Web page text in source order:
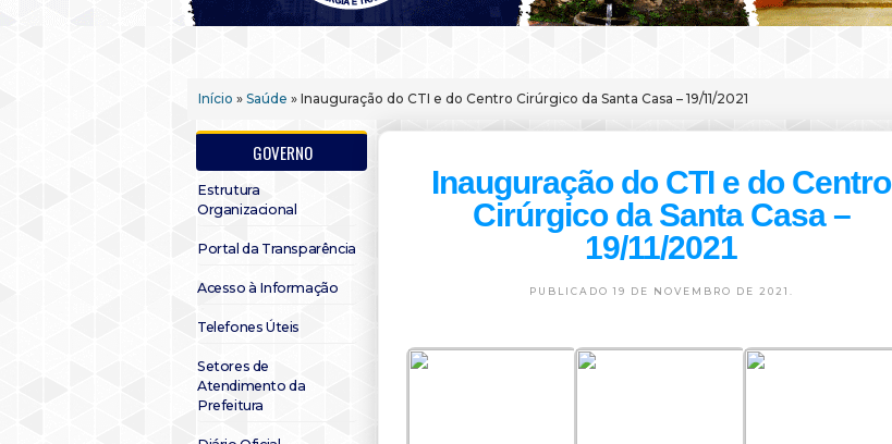
Início » Saúde » Inauguração do CTI e do Centro Cirúrgico da Santa Casa – 19/11/2021
GOVERNO
Estrutura
Organizacional
Portal da Transparência
Acesso à Informação
Telefones Úteis
Setores de
Atendimento da
Prefeitura
Inauguração do CTI e do Centro
Cirúrgico da Santa Casa –
19/11/2021
PUBLICADO 19 DE NOVEMBRO DE 2021.